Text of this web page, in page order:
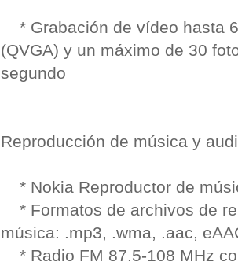
* Grabación de vídeo hasta
(QVGA) y un máximo de 30
segundo
Reproducción de música y
* Nokia Reproductor de
* Formatos de archivos de
música: .mp3, .wma, .aac,
* Radio FM 87.5-108 MHz